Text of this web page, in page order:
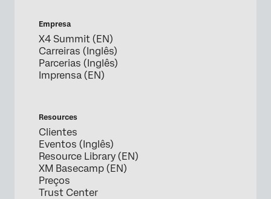
Empresa
X4 Summit (EN)
Carreiras (Inglês)
Parcerias (Inglês)
Imprensa (EN)
Resources
Clientes
Eventos (Inglês)
Resource Library (EN)
XM Basecamp (EN)
Preços
Trust Center